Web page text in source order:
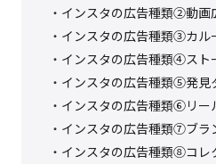
インスタの広告種類②動画
インスタの広告種類③カル
インスタの広告種類④スト
インスタの広告種類⑤発見
インスタの広告種類⑥リー
インスタの広告種類⑦ブラ
インスタの広告種類⑧コレ